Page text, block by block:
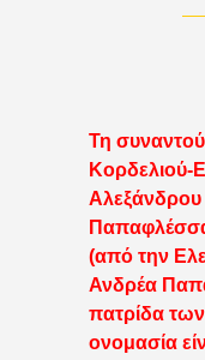
Τη
Κορδελιού-
(από την
Ανδρέα
πατρίδα
ονομασία